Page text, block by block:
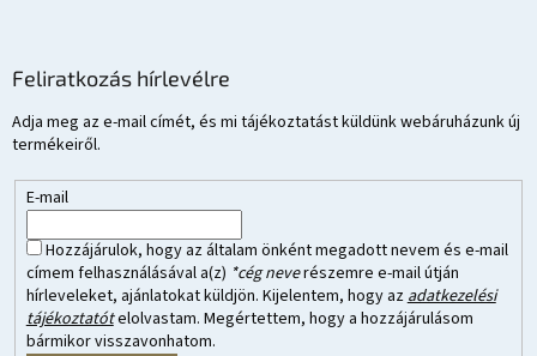
Feliratkozás hírlevélre
Adja meg az e-mail címét, és mi tájékoztatást küldünk webáruházunk új
termékeiről.
E-mail
Hozzájárulok, hogy az általam önként megadott nevem és e-mail
címem felhasználásával a(z) *cég neverészemre e-mail útján
hírleveleket, ajánlatokat küldjön. Kijelentem, hogy azadatkezelési
tájékoztatótelolvastam. Megértettem, hogy a hozzájárulásom
bármikor visszavonhatom.